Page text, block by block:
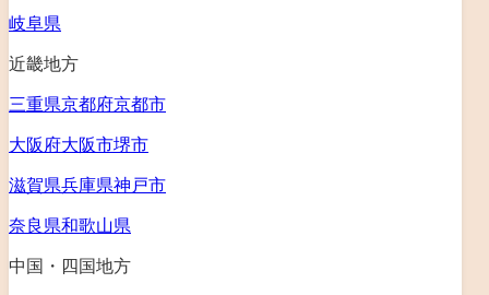
岐阜県
近畿地方
三重県京都府京都市
大阪府大阪市堺市
滋賀県兵庫県神戸市
奈良県和歌山県
中国・四国地方